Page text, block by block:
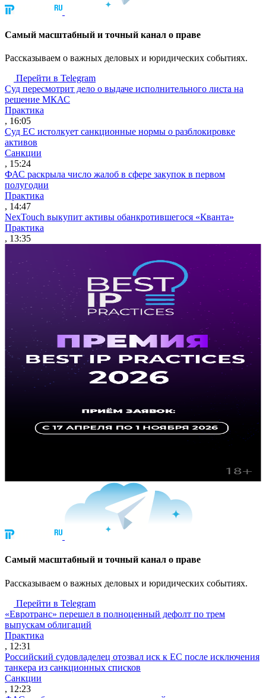
Cамый масштабный и точный канал о праве
Рассказываем о важных деловых и юридических событиях.
Перейти в Telegram
Суд пересмотрит дело о выдаче исполнительного листа на
решение МКАС
Практика
, 16:05
Суд ЕС истолкует санкционные нормы о разблокировке
активов
Санкции
, 15:24
ФАС раскрыла число жалоб в сфере закупок в первом
полугодии
Практика
, 14:47
NexTouch выкупит активы обанкротившегося «Кванта»
Практика
, 13:35
Cамый масштабный и точный канал о праве
Рассказываем о важных деловых и юридических событиях.
Перейти в Telegram
«Евротранс» перешел в полноценный дефолт по трем
выпускам облигаций
Практика
, 12:31
Российский судовладелец отозвал иск к ЕС после исключения
танкера из санкционных списков
Санкции
, 12:23